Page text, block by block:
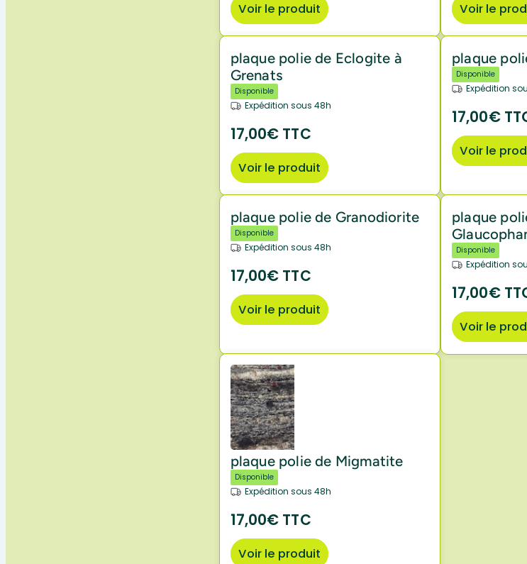
Voir le produit Voir le
plaque polie de Eclogite à
Grenats
Disponible
Expédition sous 48h
17,00€ TTC
Voir le produit
plaque
Disponible
Expédition
17,00€
Voir le
plaque polie de Granodiorite
Disponible
Expédition sous 48h
17,00€ TTC
Voir le produit
plaque
Disponible
Expédition
17,00€
Voir le
plaque polie de Migmatite
Disponible
Expédition sous 48h
17,00€ TTC
Voir le produit